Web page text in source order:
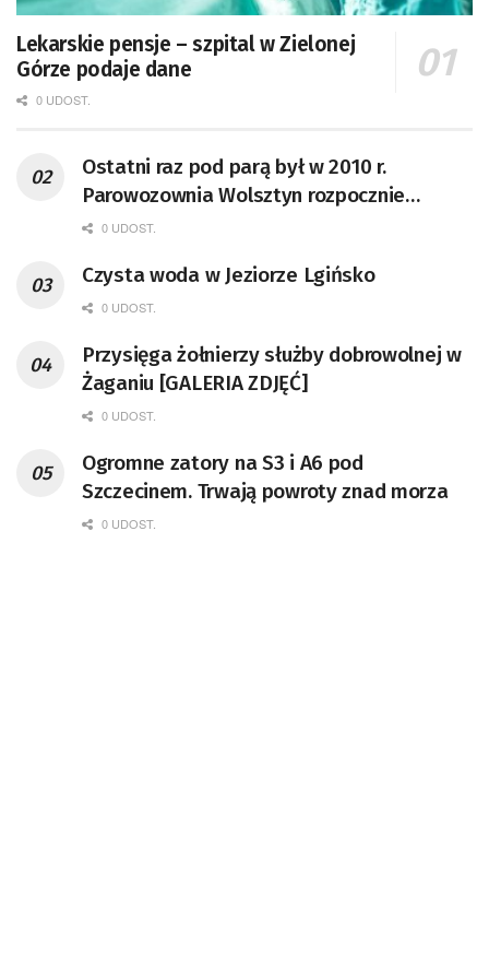
Lekarskie pensje – szpital w Zielonej
Górze podaje dane
0 UDOST.
Ostatni raz pod parą był w 2010 r.
Parowozownia Wolsztyn rozpocznie
remont unikatowego Tr5-65
0 UDOST.
Czysta woda w Jeziorze Lgińsko
0 UDOST.
Przysięga żołnierzy służby dobrowolnej w
Żaganiu [GALERIA ZDJĘĆ]
0 UDOST.
Ogromne zatory na S3 i A6 pod
Szczecinem. Trwają powroty znad morza
0 UDOST.